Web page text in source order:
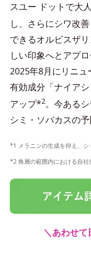
スユー ドットで大
し、さらにシワ改
できるオルビスザ
しい印象へとアプロ
2025年8月にリニ
有効成分「ナイア
アップ*2。今ある
シミ・ソバカスの
*1 メラニンの生成を抑え、シ
*2 角層の範囲内における自社
＼あわせて